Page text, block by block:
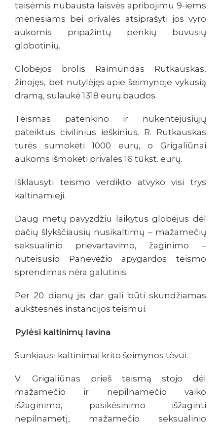
teisėmis nubausta laisvės apribojimu 9-iems
mėnesiams bei privalės atsiprašyti jos vyro
aukomis pripažintų penkių buvusių
globotinių.
Globėjos brolis Raimundas Rutkauskas,
žinojęs, bet nutylėjęs apie šeimynoje vykusią
dramą, sulaukė 1318 eurų baudos.
Teismas patenkino ir nukentėjusiųjų
pateiktus civilinius ieškinius. R. Rutkauskas
turės sumokėti 1000 eurų, o Grigaliūnai
aukoms išmokėti privalės 16 tūkst. eurų.
Išklausyti teismo verdikto atvyko visi trys
kaltinamieji.
Daug metų pavyzdžiu laikytus globėjus dėl
pačių šlykščiausių nusikaltimų – mažamečių
seksualinio prievartavimo, žaginimo –
nuteisusio Panevėžio apygardos teismo
sprendimas nėra galutinis.
Per 20 dienų jis dar gali būti skundžiamas
aukštesnės instancijos teismui.
Pylėsi kaltinimų lavina
Sunkiausi kaltinimai krito šeimynos tėvui.
V. Grigaliūnas prieš teismą stojo dėl
mažamečio ir nepilnamečio vaiko
išžaginimo, pasikėsinimo išžaginti
nepilnametį, mažamečio seksualinio